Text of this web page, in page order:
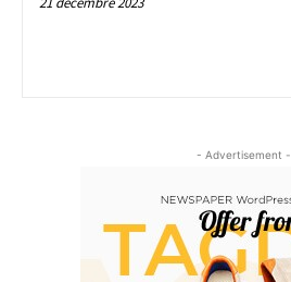
- Advertisement -